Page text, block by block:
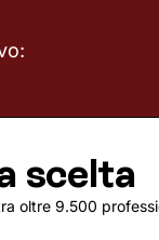
scelta
oltre 9.500